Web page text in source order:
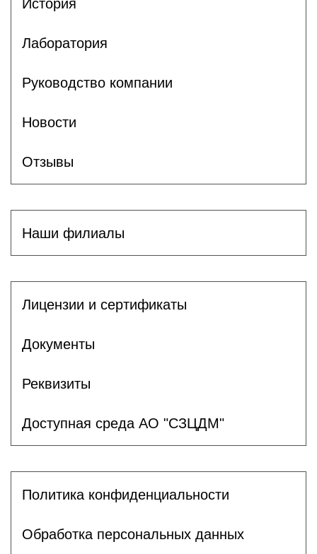
История
Лаборатория
Руководство компании
Новости
Отзывы
Наши филиалы
Лицензии и сертификаты
Документы
Реквизиты
Доступная среда АО "СЗЦДМ"
Политика конфиденциальности
Обработка персональных данных